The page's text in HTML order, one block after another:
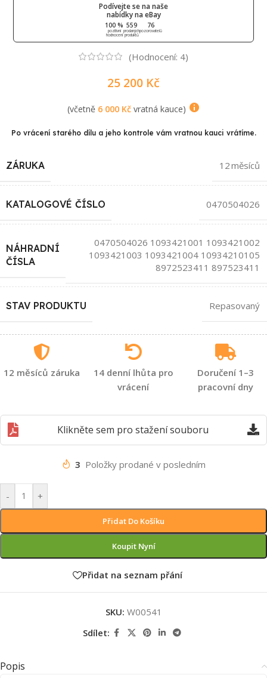
Podívejte se na naše
nabídky na eBay
100 %
pozitivní
hodnocení
559
prodaných
produktů
76
pozorovatelů
(Hodnocení: 4)
25 200 Kč
(včetně 6 000 Kčvratná kauce)
Po vrácení starého dílu a jeho kontrole vám vratnou kauci vrátíme.
ZÁRUKA 12 měsíců
KATALOGOVÉ ČÍSLO 0470504026
NÁHRADNÍ
ČÍSLA
0470504026 1093421001 1093421002
1093421003 1093421004 10934210105
8972523411 897523411
STAV PRODUKTU Repasovaný
12 měsíců záruka
14 denní lhůta pro
vrácení
Doručení 1–3
pracovní dny
Klikněte sem pro stažení souboru
3 Položky prodané v posledním
- +
Přidat Do Košíku
Koupit Nyní
Přidat na seznam přání
SKU: W00541
Sdílet:
Popis